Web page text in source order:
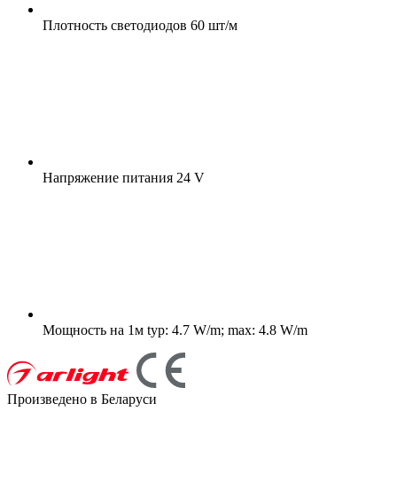
Плотность светодиодов 60 шт/м
Напряжение питания 24 V
Мощность на 1м typ: 4.7 W/m; max: 4.8 W/m
Произведено в Беларуси